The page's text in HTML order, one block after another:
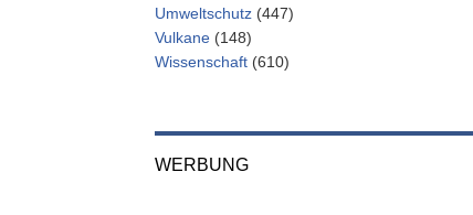
Umweltschutz (447)
Vulkane (148)
Wissenschaft (610)
WERBUNG